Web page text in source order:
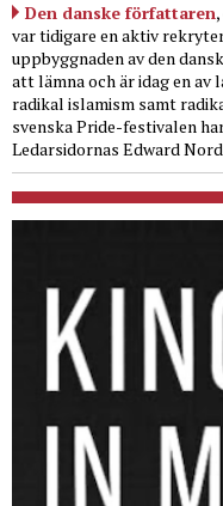
Den danske författaren
var tidigare en aktiv
uppbyggnaden av den
att lämna och är idag en
radikal islamism samt
svenska Pride-festivalen
Ledarsidornas Edward